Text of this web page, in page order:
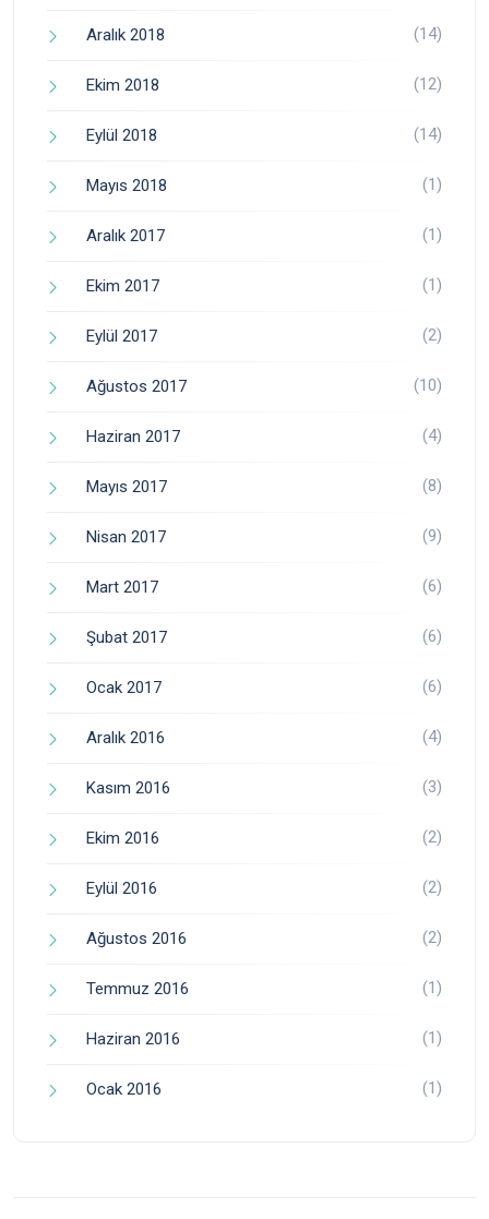
Aralık 2018 (14)
Ekim 2018 (12)
Eylül 2018 (14)
Mayıs 2018 (1)
Aralık 2017 (1)
Ekim 2017 (1)
Eylül 2017 (2)
Ağustos 2017 (10)
Haziran 2017 (4)
Mayıs 2017 (8)
Nisan 2017 (9)
Mart 2017 (6)
Şubat 2017 (6)
Ocak 2017 (6)
Aralık 2016 (4)
Kasım 2016 (3)
Ekim 2016 (2)
Eylül 2016 (2)
Ağustos 2016 (2)
Temmuz 2016 (1)
Haziran 2016 (1)
Ocak 2016 (1)